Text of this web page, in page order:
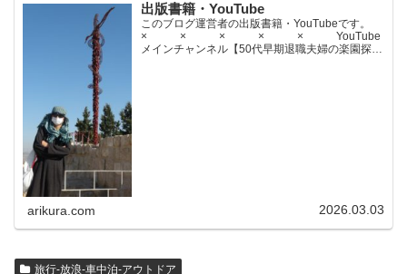
出版書籍・YouTube
このブログ運営者の出版書籍・YouTubeです。
× × × × × YouTube
メインチャンネル【50代早期退職夫婦の楽園探求
arikura.com 2026.03.03
旅行-放浪-車中泊-アウトドア